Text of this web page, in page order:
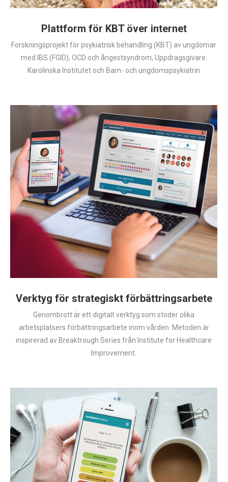
Plattform för KBT över internet
Forskningsprojekt för psykiatrisk behandling (KBT) av ungdomar
med IBS (FGID), OCD och ångestsyndrom, Uppdragsgivare:
Karolinska Institutet och Barn- och ungdomspsykiatrin
Verktyg för strategiskt förbättringsarbete
Genombrott är ett digitalt verktyg som stöder olika
arbetsplatsers förbättringsarbete inom vården. Metoden är
inspirerad av Breaktrough Series från Institute for Healthcare
Improvement.